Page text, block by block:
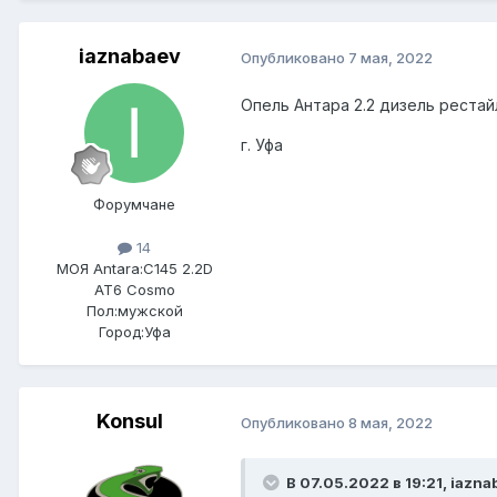
iaznabaev
Форумчане
14
МОЯ Antara:C145 2.2D
AT6 Cosmo
Пол:мужской
Город:Уфа
Опубликовано 7 мая, 2022
Опель Антара 2.2 дизель
г. Уфа
Konsul Опубликовано 8 мая, 2022
В 07.05.2022 в 19:21,